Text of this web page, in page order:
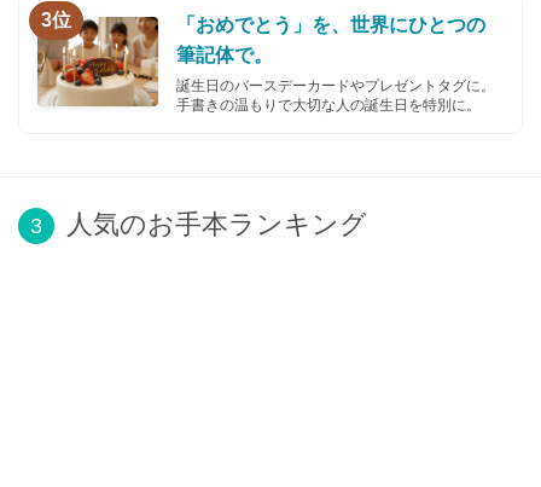
3位
「おめでとう」を、世界にひとつの
筆記体で。
誕生日のバースデーカードやプレゼントタグに。
手書きの温もりで大切な人の誕生日を特別に。
3 人気のお手本ランキング